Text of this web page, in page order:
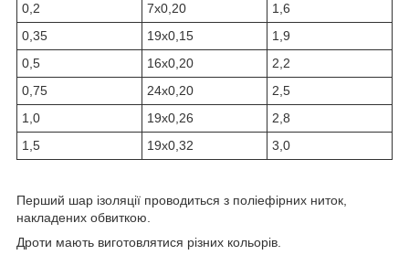
0,2
7х0,20
1,6
0,35
19х0,15
1,9
0,5
16х0,20
2,2
0,75
24х0,20
2,5
1,0
19х0,26
2,8
1,5
19х0,32 3,0
Перший шар ізоляції проводиться з поліефірних ниток,
накладених обвиткою.
Дроти мають виготовлятися різних кольорів.